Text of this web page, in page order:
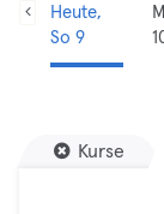
Heute,
So 9
Kurse